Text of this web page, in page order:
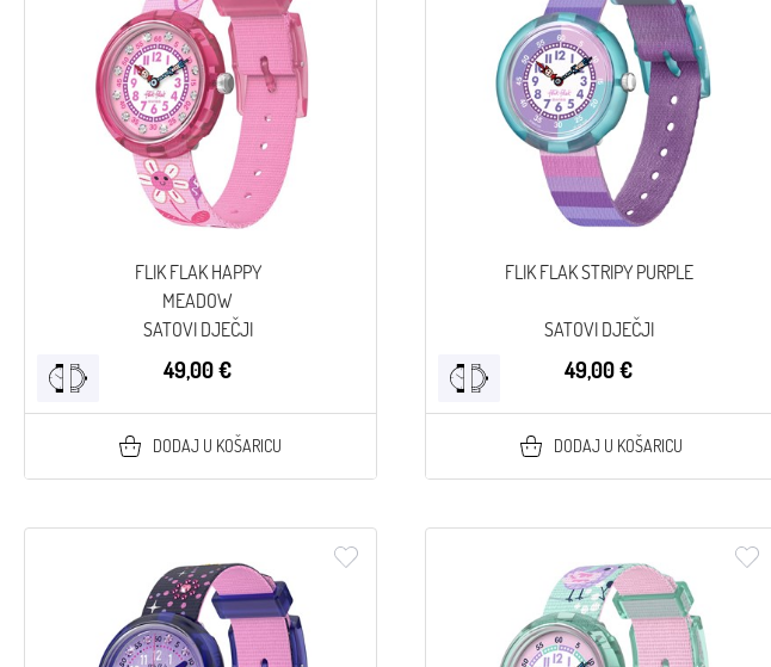
FLIK FLAK HAPPY
MEADOW
SATOVI DJEČJI
49,00 €
DODAJ U KOŠARICU
FLIK FLAK STRIPY PURPLE
SATOVI DJEČJI
49,00 €
DODAJ U KOŠARICU